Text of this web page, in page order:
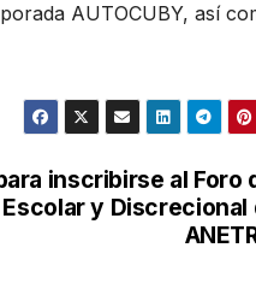
AUTOCUBY, así
inscribirse al Foro
y Discrecional